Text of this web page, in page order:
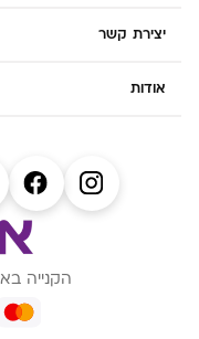
יצירת קשר
אודות
הקנייה